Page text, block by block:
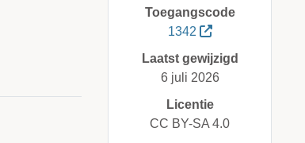
Toegangscode
1342
Laatst gewijzigd
6 juli 2026
Licentie
CC BY-SA 4.0